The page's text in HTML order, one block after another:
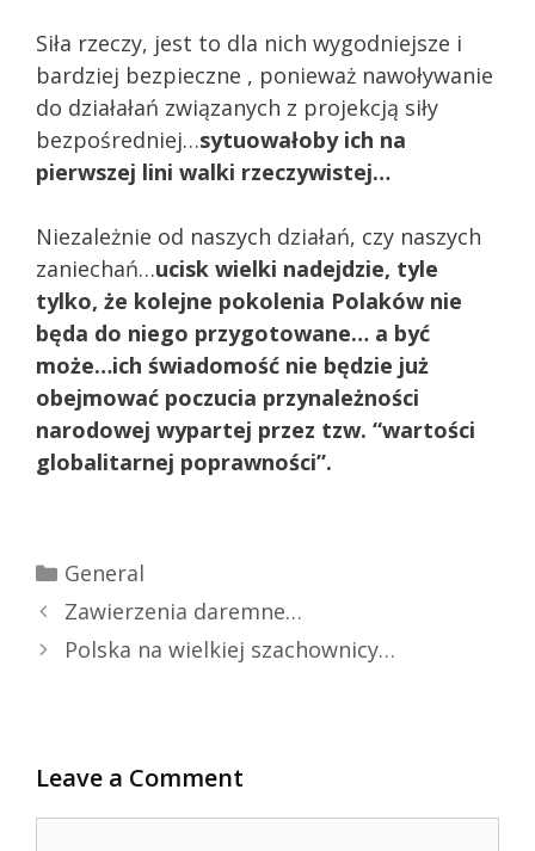
Siła rzeczy, jest to dla nich wygodniejsze i
bardziej bezpieczne , ponieważ nawoływanie
do działałań związanych z projekcją siły
bezpośredniej…sytuowałoby ich na
pierwszej lini walki rzeczywistej…
Niezależnie od naszych działań, czy naszych
zaniechań…ucisk wielki nadejdzie, tyle
tylko, że kolejne pokolenia Polaków nie
będa do niego przygotowane… a być
może…ich świadomość nie będzie już
obejmować poczucia przynależności
narodowej wypartej przez tzw. “wartości
globalitarnej poprawności”.
Categories
General
Zawierzenia daremne…
Polska na wielkiej szachownicy…
Leave a Comment